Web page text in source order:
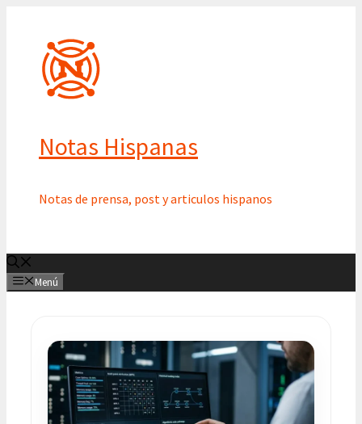
contenido
Notas Hispanas
Notas de prensa, post y articulos hispanos
Menú